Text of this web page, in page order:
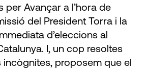
per Avançar a l’hora de
del President Torra i la
d’eleccions al
I, un cop resoltes
proposem que el